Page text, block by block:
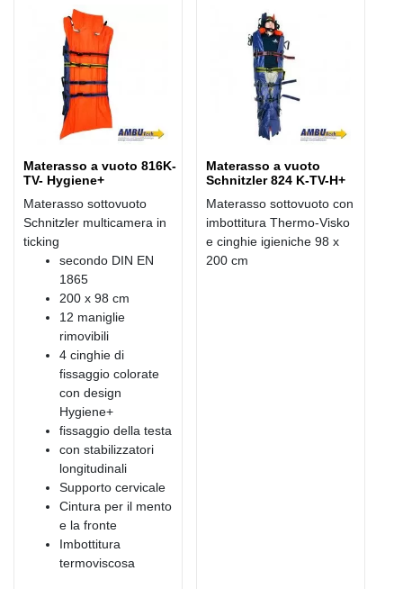
Materasso a vuoto 816K-
TV- Hygiene+
Materasso sottovuoto
Schnitzler multicamera in
ticking
secondo DIN EN
1865
200 x 98 cm
12 maniglie
rimovibili
4 cinghie di
fissaggio colorate
con design
Hygiene+
fissaggio della testa
con stabilizzatori
longitudinali
Supporto cervicale
Cintura per il mento
e la fronte
Imbottitura
termoviscosa
Materasso a vuoto
Schnitzler 824 K-TV-H+
Materasso sottovuoto con
imbottitura Thermo-Visko
e cinghie igieniche 98 x
200 cm